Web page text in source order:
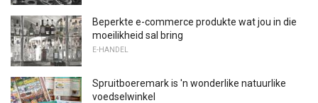
Beperkte e-commerce produkte wat jou in die
moeilikheid sal bring
E-HANDEL
Spruitboeremark is 'n wonderlike natuurlike
voedselwinkel